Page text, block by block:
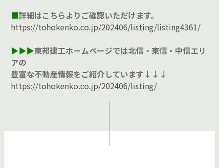
■詳細はこちらよりご確認いただけます。
https://tohokenko.co.jp/202406/listing/listing4361/
▶︎▶︎▶︎東邦建工ホームページでは北信・東信・中信エリ
アの
豊富な不動産情報をご紹介しています↓↓↓
https://tohokenko.co.jp/202406/listing/